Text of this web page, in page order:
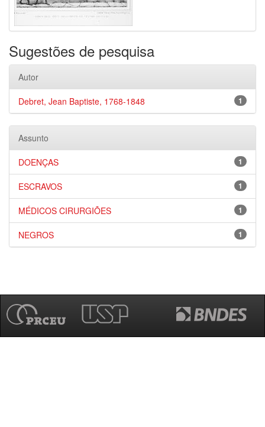
Sugestões de pesquisa
Autor
1
Debret, Jean Baptiste, 1768-1848
Assunto
1
DOENÇAS
1
ESCRAVOS
1
MÉDICOS CIRURGIÕES
1
NEGROS